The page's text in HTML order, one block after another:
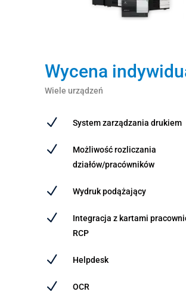
Wycena
Wiele urządzeń
N System zarządzania drukiem
N
Możliwość rozliczania
działów/pracówników
N Wydruk podążający
N
Integracja z kartami
RCP
N Helpdesk
N OCR